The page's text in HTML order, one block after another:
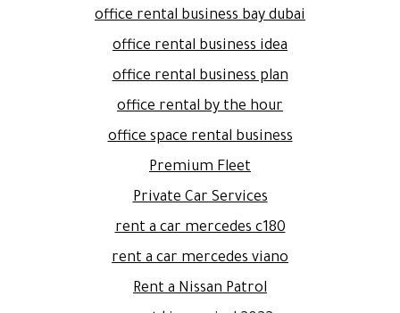
office rental business bay dubai
office rental business idea
office rental business plan
office rental by the hour
office space rental business
Premium Fleet
Private Car Services
rent a car mercedes c180
rent a car mercedes viano
Rent a Nissan Patrol